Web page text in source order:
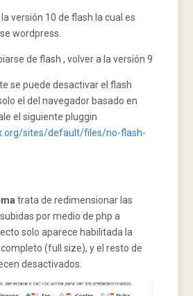
versión 10 de flash la cual es
wordpress.
de flash , volver a la versión 9
se puede desactivar el flash
el del navegador basado en
el siguiente pluggin
sites/default/files/no-flash-
trata de redimensionar las
por medio de php a
solo aparece habilitada la
(full size), y el resto de
desactivados.